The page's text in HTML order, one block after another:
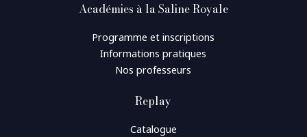
Académies à la Saline Royale
Programme et inscriptions
Informations pratiques
Nos professeurs
Replay
Catalogue